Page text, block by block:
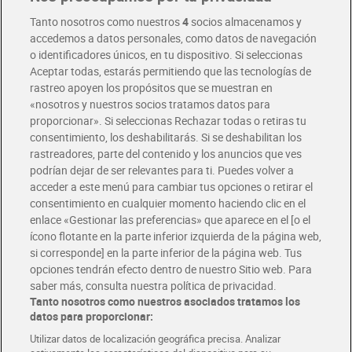
Envío gratis por compras superiores a 100€
Envío estandar por 4,99€
Glovo y Uber Eats
Solicita tu factura de Glovo o Uber Eats
Únete al CLUB Dia
Disfruta las ventajas y ofertas exclusivas.
Descárgate la APP Dia
Folletos y Tiendas
Descubre las mejores ofertas y busca tu tienda más cercana
Tarjeta MaX Dia
Te devuelve hasta 8€/mes de tus compras.
¡Solicita tu tarjeta de crédito aquí!
Tanto nosotros como nuestros4socios almacenamos y
accedemos a datos personales, como datos de navegación
o identificadores únicos, en tu dispositivo. Si seleccionas
Aceptar todas, estarás permitiendo que las tecnologías de
rastreo apoyen los propósitos que se muestran en
«nosotros y nuestros socios tratamos datos para
proporcionar». Si seleccionas Rechazar todas o retiras tu
consentimiento, los deshabilitarás. Si se deshabilitan los
rastreadores, parte del contenido y los anuncios que ves
podrían dejar de ser relevantes para ti. Puedes volver a
acceder a este menú para cambiar tus opciones o retirar el
consentimiento en cualquier momento haciendo clic en el
enlace «Gestionar las preferencias» que aparece en el [o el
ícono flotante en la parte inferior izquierda de la página web,
si corresponde] en la parte inferior de la página web. Tus
opciones tendrán efecto dentro de nuestro Sitio web. Para
saber más, consulta nuestra política de privacidad.
Tanto nosotros como nuestros asociados tratamos los
datos para proporcionar:
Utilizar datos de localización geográfica precisa. Analizar